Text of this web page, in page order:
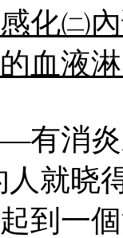
化㈡
血液
消炎
人就晓
到一